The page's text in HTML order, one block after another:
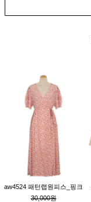
aw4524 패턴랩원피스_핑크
30,000원